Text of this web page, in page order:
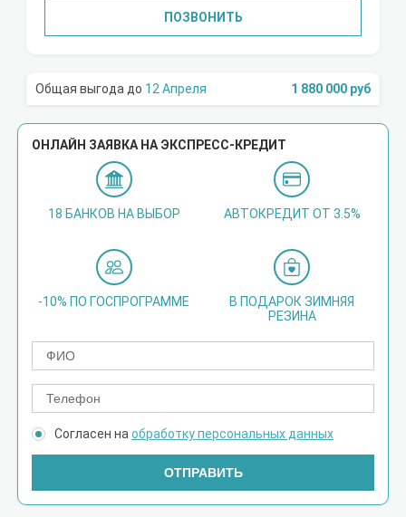
ПОЗВОНИТЬ
12 Апреля 1 880 000 руб
ОНЛАЙН ЗАЯВКА НА ЭКСПРЕСС-КРЕДИТ
18 БАНКОВ НА ВЫБОР АВТОКРЕДИТ ОТ 3.5%
-10% ПО ГОСПРОГРАММЕ
В ПОДАРОК ЗИМНЯЯ
РЕЗИНА
Согласен на обработку персональных данных
ОТПРАВИТЬ